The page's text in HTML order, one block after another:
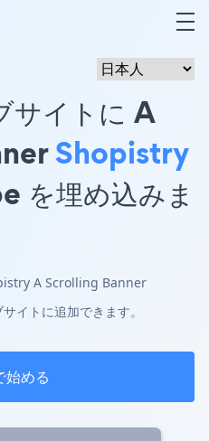
サイトに A
Shopistry
埋め込みま
A Scrolling Banner
イトに追加できます。
始める